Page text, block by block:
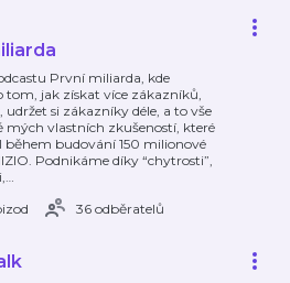
První miliarda, kde
tom, jak získat více zákazníků,
udržet si zákazníky déle, a to vše
mých vlastních zkušeností, které
během budování 150 milionové
Podnikáme díky “chytrosti”,
…
36 odběratelů